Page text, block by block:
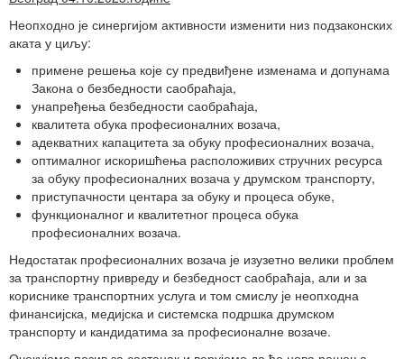
Неопходно је синергијом активности изменити низ подзаконских
аката у циљу:
примене решења које су предвиђене изменама и допунама
Закона о безбедности саобраћаја,
унапређења безбедности саобраћаја,
квалитета обука професионалних возача,
адекватних капацитета за обуку професионалних возача,
оптималног искоришћења расположивих стручних ресурса
за обуку професионалних возача у друмском транспорту,
приступачности центара за обуку и процеса обуке,
функционалног и квалитетног процеса обука
професионалних возача.
Недостатак професионалних возача је изузетно велики проблем
за транспортну привреду и безбедност саобраћаја, али и за
кориснике транспортних услуга и том смислу је неопходна
финансијска, медијска и системска подршка друмском
транспорту и кандидатима за професионалне возаче.